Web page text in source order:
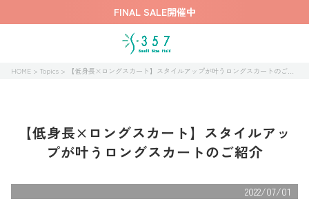
FINAL SALE開催中
HOME Topics 【低身長×ロングスカート】スタイルアップが叶うロングスカートのご紹介
【低身長×ロングスカート】スタイルアッ
プが叶うロングスカートのご紹介
2022/07/01